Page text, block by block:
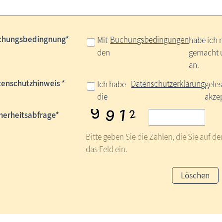
Mit
den
Buchungsbedingungenhabe ich
gemacht
an.
*
Ich habe
die
Datenschutzerklärung
Bitte geben Sie die Zahlen, die Sie auf
das Feld ein.
Löschen